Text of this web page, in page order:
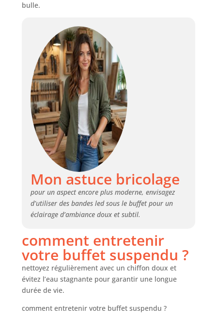
bulle.
Mon astuce bricolage
pour un aspect encore plus moderne, envisagez
d’utiliser des bandes led sous le buffet pour un
éclairage d’ambiance doux et subtil.
comment entretenir
votre buffet suspendu ?
nettoyez régulièrement avec un chiffon doux et
évitez l’eau stagnante pour garantir une longue
durée de vie.
comment entretenir votre buffet suspendu ?